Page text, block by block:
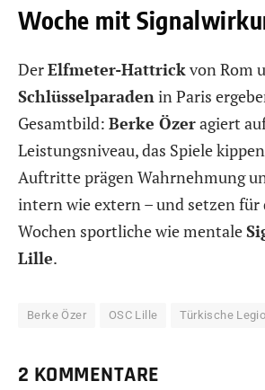
Woche mit
DerElfmeter-Hattrickvon Rom
Schlüsselparadenin Paris
Gesamtbild: Berke Özeragiert
Leistungsniveau, das Spiele
Auftritte prägen Wahrnehmung
intern wie extern – und setzen
Wochen sportliche wie mentale
Lille.
Berke Özer OSC Lille Türkische
2 KOMMENTARE